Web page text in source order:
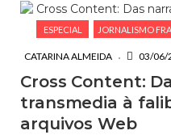
ESPECIAL JORNALISMO
CATARINA ALMEIDA 03/06/
Cross Content:
transmedia à
arquivos Web